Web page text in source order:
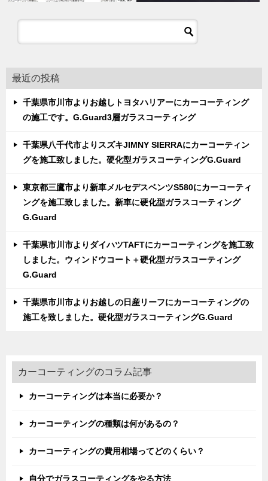
最近の投稿
千葉県市川市よりお越しトヨタハリアーにカーコーティング
の施工です。G.Guard3層ガラスコーティング
千葉県八千代市よりスズキJIMNY SIERRAにカーコーティン
グを施工致しました。硬化型ガラスコーティングG.Guard
東京都三鷹市より新車メルセデスベンツS580にカーコーティ
ングを施工致しました。新車に硬化型ガラスコーティング
G.Guard
千葉県市川市よりダイハツTAFTにカーコーティングを施工致
しました。ウィンドウコート＋硬化型ガラスコーティング
G.Guard
千葉県市川市よりお越しの日産リーフにカーコーティングの
施工を致しました。硬化型ガラスコーティングG.Guard
カーコーティングのコラム記事
カーコーティングは本当に必要か？
カーコーティングの種類は何があるの？
カーコーティングの費用相場ってどのくらい？
自分でガラスコーティングをやる方法